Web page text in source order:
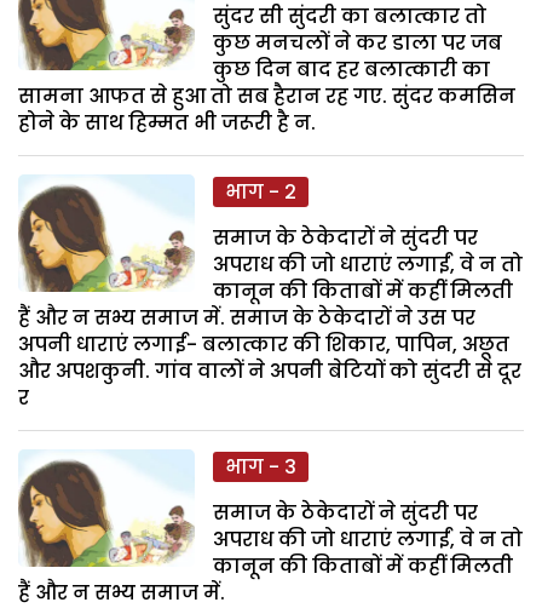
सुंदर सी सुंदरी का बलात्कार तो
कुछ मनचलों ने कर डाला पर जब
कुछ दिन बाद हर बलात्कारी का
सामना आफत से हुआ तो सब हैरान रह गए. सुंदर कमसिन
होने के साथ हिम्मत भी जरूरी है न.
भाग - 2
समाज के ठेकेदारों ने सुंदरी पर
अपराध की जो धाराएं लगाईं, वे न तो
कानून की किताबों में कहीं मिलती
हैं और न सभ्य समाज में. समाज के ठेकेदारों ने उस पर
अपनी धाराएं लगाईं- बलात्कार की शिकार, पापिन, अछूत
और अपशकुनी. गांव वालों ने अपनी बेटियों को सुंदरी से दूर
र
भाग - 3
समाज के ठेकेदारों ने सुंदरी पर
अपराध की जो धाराएं लगाईं, वे न तो
कानून की किताबों में कहीं मिलती
हैं और न सभ्य समाज में.